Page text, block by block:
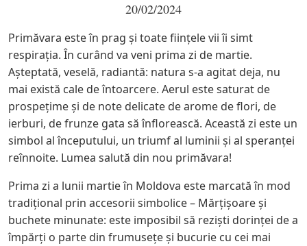
20/02/2024
Primăvara este în prag și toate ființele vii îi simt
respirația. În curând va veni prima zi de martie.
Așteptată, veselă, radiantă: natura s-a agitat deja, nu
mai există cale de întoarcere. Aerul este saturat de
prospețime și de note delicate de arome de flori, de
ierburi, de frunze gata să înflorească. Această zi este un
simbol al începutului, un triumf al luminii și al speranței
reînnoite. Lumea salută din nou primăvara!
Prima zi a lunii martie în Moldova este marcată în mod
tradițional prin accesorii simbolice – Mărțișoare și
buchete minunate: este imposibil să reziști dorinței de a
împărți o parte din frumusețe și bucurie cu cei mai